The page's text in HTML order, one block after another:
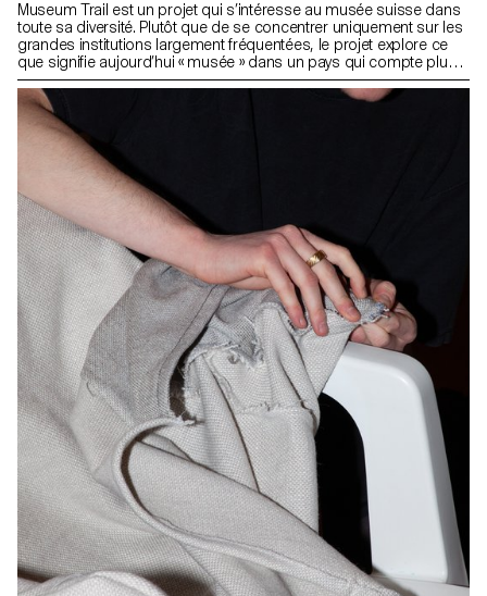
Museum Trail est un projet qui s’intéresse au musée suisse dans
toute sa diversité. Plutôt que de se concentrer uniquement sur les
grandes institutions largement fréquentées, le projet explore ce
que signifie aujourd’hui « musée » dans un pays qui compte plus
de mille structures muséales, soit l’une des plus fortes densités
au monde.